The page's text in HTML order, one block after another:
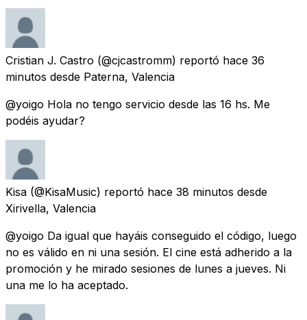
Cristian J. Castro (@cjcastromm) reportó hace 36
minutos desde Paterna, Valencia
@yoigo Hola no tengo servicio desde las 16 hs. Me
podéis ayudar?
Kisa (@KisaMusic) reportó hace 38 minutos desde
Xirivella, Valencia
@yoigo Da igual que hayáis conseguido el código, luego
no es válido en ni una sesión. El cine está adherido a la
promoción y he mirado sesiones de lunes a jueves. Ni
una me lo ha aceptado.